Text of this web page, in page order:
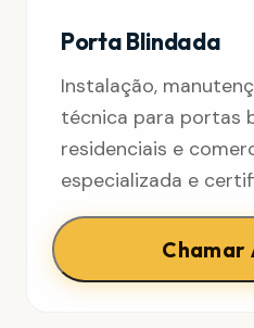
Porta Blindada
Instalação,
técnica para portas
residenciais e
especializada e
Chamar